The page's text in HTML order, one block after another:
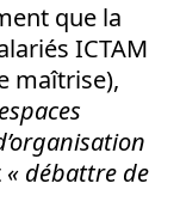
que la
ICTAM
maîtrise),
« débattre de